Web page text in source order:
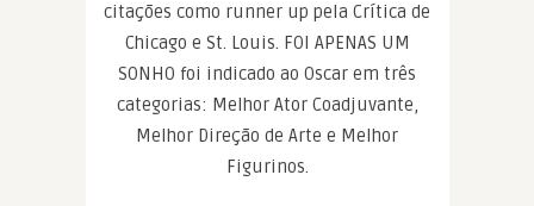
citações como runner up pela Crítica de
Chicago e St. Louis. FOI APENAS UM
SONHO foi indicado ao Oscar em três
categorias: Melhor Ator Coadjuvante,
Melhor Direção de Arte e Melhor
Figurinos.